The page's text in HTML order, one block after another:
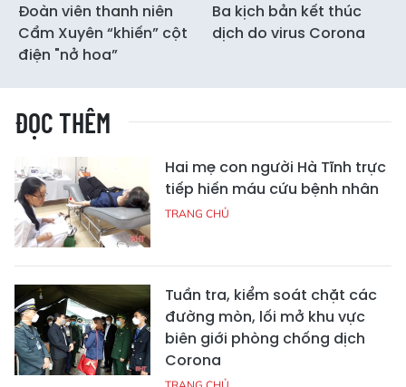
Đoàn viên thanh niên
Cẩm Xuyên “khiến” cột
điện "nở hoa”
Ba kịch bản kết thúc
dịch do virus Corona
ĐỌC THÊM
Hai mẹ con người Hà Tĩnh trực
tiếp hiến máu cứu bệnh nhân
TRANG CHỦ
Tuần tra, kiểm soát chặt các
đường mòn, lối mở khu vực
biên giới phòng chống dịch
Corona